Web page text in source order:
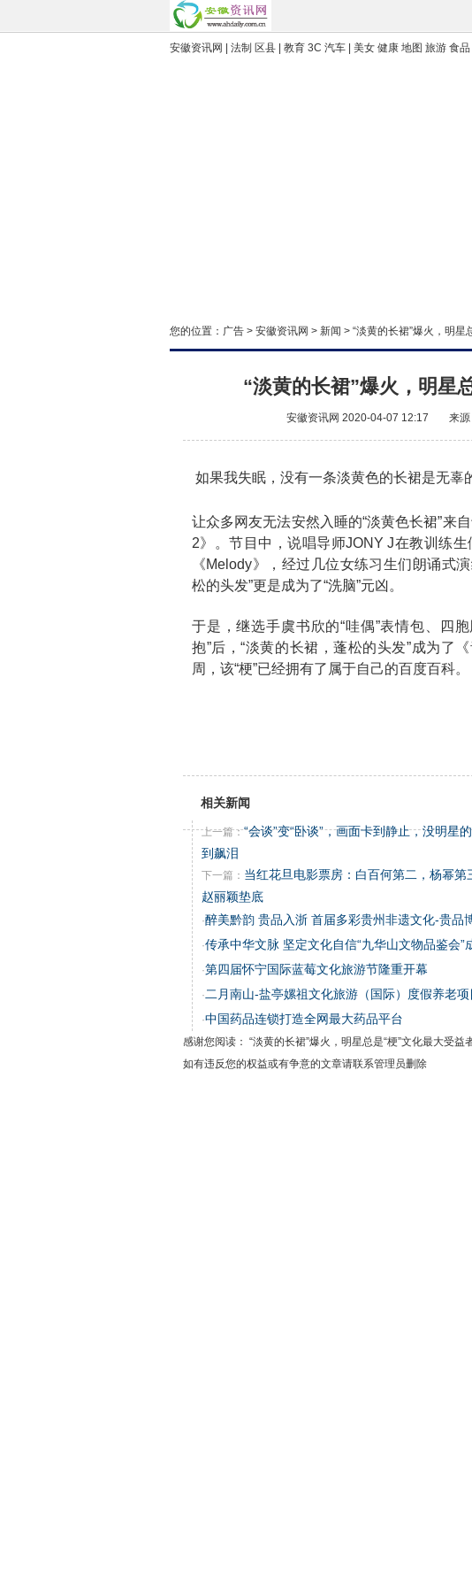
安徽资讯网 | 法制 区县 | 教育 3C 汽车 | 美女 健康 地图 旅游 食
您的位置： 广告 > 安徽资讯网 > 新闻 > “淡黄的长裙”爆火，明星
“淡黄的长裙”爆火，明星
安徽资讯网 2020-04-07 12:17 来源
如果我失眠，没有一条淡黄色的长裙是无辜
让众多网友无法安然入睡的“淡黄色长裙”来
2》。节目中，说唱导师JONY J在教训练
《Melody》，经过几位女练习生们朗诵式
松的头发”更是成为了“洗脑”元凶。
于是，继选手虞书欣的“哇偶”表情包、四
抱”后，“淡黄的长裙，蓬松的头发”成为了
周，该“梗”已经拥有了属于自己的百度百科。
相关新闻
上一篇：“会谈”变“卧谈”，画面卡到静止，没明星
到飙泪
下一篇： 当红花旦电影票房：白百何第二，杨幂第
赵丽颖垫底
·醉美黔韵 贵品入浙 首届多彩贵州非遗文化-贵品
·传承中华文脉 坚定文化自信“九华山文物品鉴会”
·第四届怀宁国际蓝莓文化旅游节隆重开幕
· 二月南山-盐亭嫘祖文化旅游（国际）度假养老项
·中国药品连锁打造全网最大药品平台
感谢您阅读： “淡黄的长裙”爆火，明星总是“梗”文化最大受益
如有违反您的权益或有争意的文章请联系管理员删除